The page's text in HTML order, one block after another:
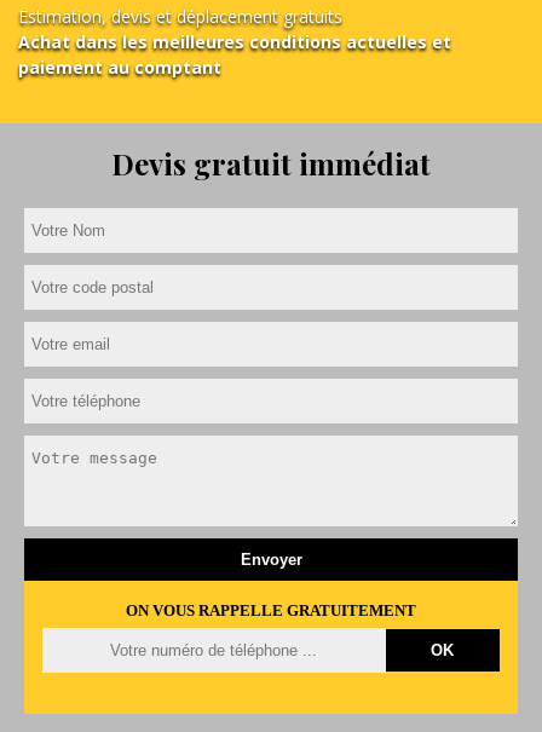
Estimation, devis et déplacement gratuits
Achat dans les meilleures conditions actuelles et
paiement au comptant
Devis gratuit immédiat
ON VOUS RAPPELLE GRATUITEMENT